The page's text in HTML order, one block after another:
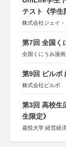
テスト《学生
株式会社ジェイ
第7回 全国く
全国くにうみ漫
第9回 ビルボ
株式会社ビルボ
第3回 高校生
生限定》
嘉悦大学 経営経